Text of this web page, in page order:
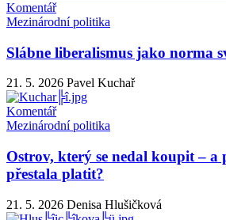
Komentář
Mezinárodní politika
Slábne liberalismus jako norma
21. 5. 2026 Pavel Kuchař
Komentář
Mezinárodní politika
Ostrov, který se nedal koupit – a
přestala platit?
21. 5. 2026 Denisa Hlušičková